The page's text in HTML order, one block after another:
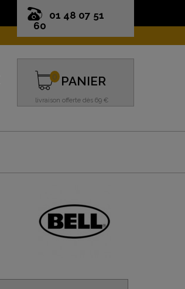
01 48 07 51
60
PANIER
livraison offerte dès 69 €
0